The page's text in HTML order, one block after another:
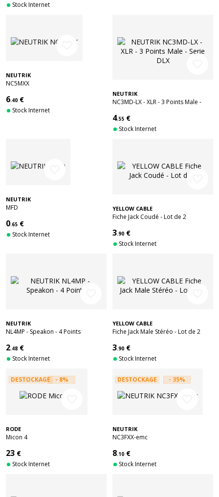
Stock Internet
NEUTRIK
NC5MXX
6.40 €
Stock Internet
NEUTRIK
NC3MD-LX - XLR - 3 Points Male -
4.55 €
Stock Internet
NEUTRIK
MFD
0.65 €
Stock Internet
YELLOW CABLE
Fiche Jack Coudé - Lot de 2
3.90 €
Stock Internet
NEUTRIK
NL4MP - Speakon - 4 Points
2.48 €
Stock Internet
YELLOW CABLE
Fiche Jack Male Stéréo - Lot de 2
3.90 €
Stock Internet
DESTOCKAGE - 8%
RODE
Micon 4
23 €
Stock Internet
DESTOCKAGE - 35%
NEUTRIK
NC3FXX-emc
8.10 €
Stock Internet